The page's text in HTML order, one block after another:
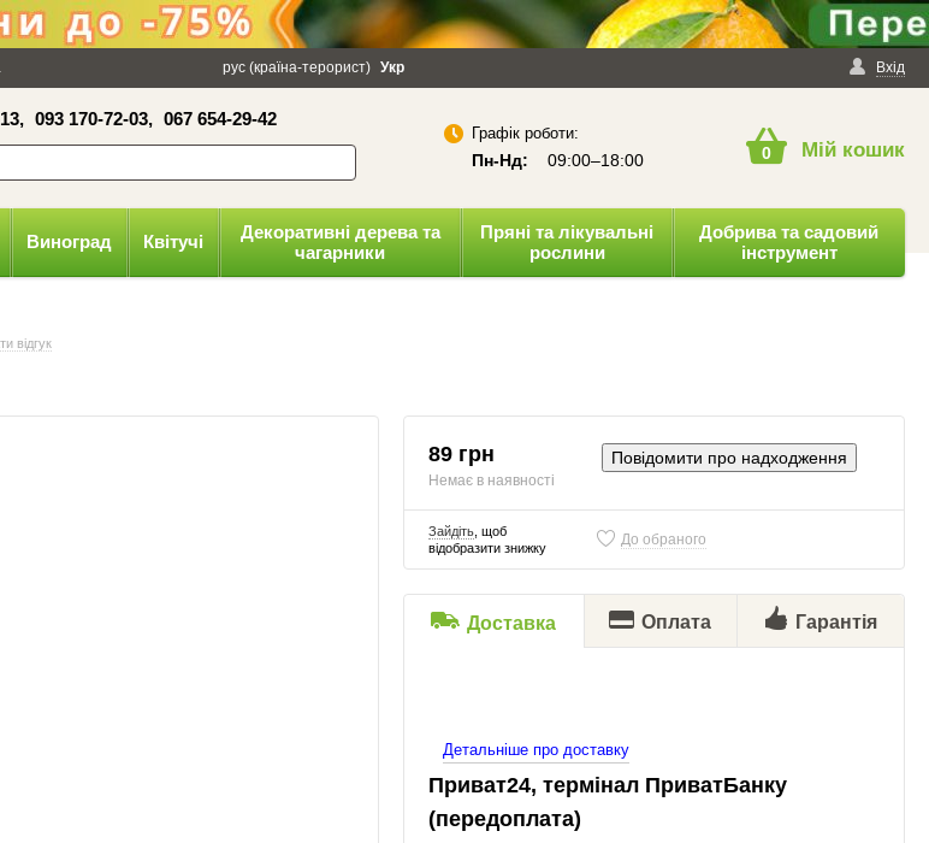
Політика конфіденційності Вхід
рус (країна-терорист) Укр
093 170-72-03, 067 654-29-42
Графік роботи:
Пн-Нд: 09:00–18:00 0 Мій кошик
Виноград Квітучі
Декоративні дерева та
чагарники
Пряні та лікувальні
рослини
Добрива та садовий
інструмент
відгук
89 грн
Немає в наявності
Повідомити про надходження
Зайдіть, щоб
відобразити знижку
До обраного
Доставка Оплата Гарантія
Детальніше про доставку
Приват24, термінал ПриватБанку
(передоплата)